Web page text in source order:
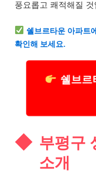
풍요롭고 쾌적해질 것
쉘브르타운 아파트
확인해 보세요.
쉘브르
부평구
소개